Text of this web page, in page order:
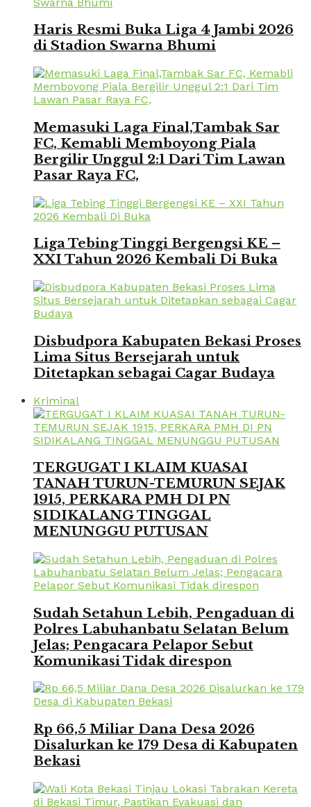
Haris Resmi Buka Liga 4 Jambi 2026
di Stadion Swarna Bhumi
Memasuki Laga Final,Tambak Sar
FC, Kemabli Memboyong Piala
Bergilir Unggul 2:1 Dari Tim Lawan
Pasar Raya FC,
Liga Tebing Tinggi Bergengsi KE –
XXI Tahun 2026 Kembali Di Buka
Disbudpora Kabupaten Bekasi Proses
Lima Situs Bersejarah untuk
Ditetapkan sebagai Cagar Budaya
Kriminal
TERGUGAT I KLAIM KUASAI
TANAH TURUN-TEMURUN SEJAK
1915, PERKARA PMH DI PN
SIDIKALANG TINGGAL
MENUNGGU PUTUSAN
Sudah Setahun Lebih, Pengaduan di
Polres Labuhanbatu Selatan Belum
Jelas; Pengacara Pelapor Sebut
Komunikasi Tidak direspon
Rp 66,5 Miliar Dana Desa 2026
Disalurkan ke 179 Desa di Kabupaten
Bekasi